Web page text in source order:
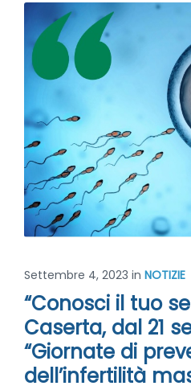
Settembre 4, 2023 in NOTIZIE
“Conosci il tuo
Caserta, dal 21
“Giornate di
dell’infertilità